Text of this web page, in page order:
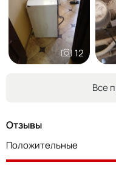
12
Все
Отзывы
Положительные